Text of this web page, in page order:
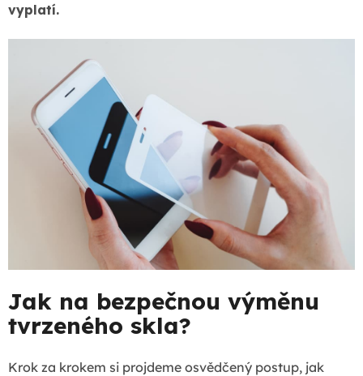
vyplatí.
Jak na bezpečnou výměnu
tvrzeného skla?
Krok za krokem si projdeme osvědčený postup, jak